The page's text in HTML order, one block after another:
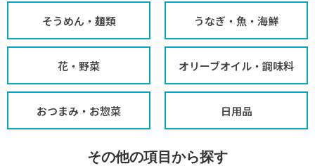
そうめん・麺類 うなぎ・魚・海鮮
花・野菜 オリーブオイル・調味料
おつまみ・お惣菜 日用品
その他の項目から探す